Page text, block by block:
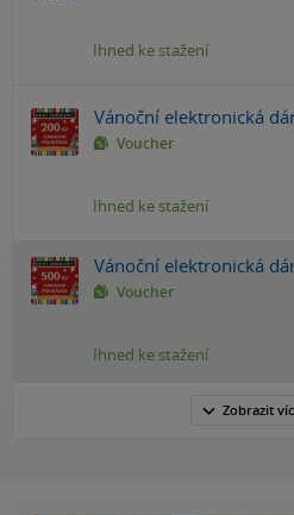
Ihned ke stažení
Vánoční elektronická
Voucher
Ihned ke stažení
Vánoční elektronická
Voucher
Ihned ke stažení
Zobrazit